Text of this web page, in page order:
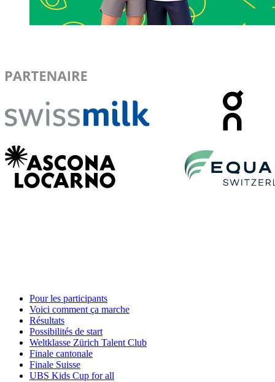
Pour les participants
Voici comment ça marche
Résultats
Possibilités de start
Weltklasse Zürich Talent Club
Finale cantonale
Finale Suisse
UBS Kids Cup for all